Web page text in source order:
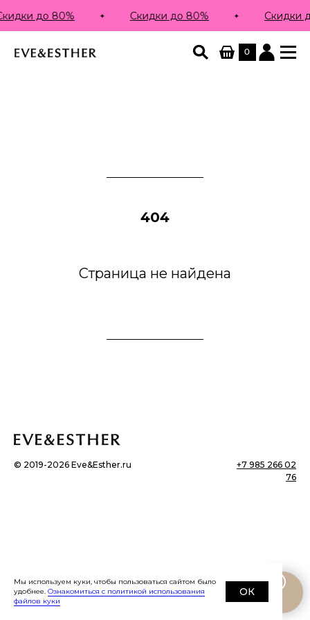
0
до 80% Скидки до 80% Скидки
404
Страница не найдена
© 2019-2026 Eve&Esther.ru
+7 985 266 02
76
Мы используем куки, чтобы пользоваться сайтом было
удобнее. Ознакомиться с политикой использования
файлов куки
ОК